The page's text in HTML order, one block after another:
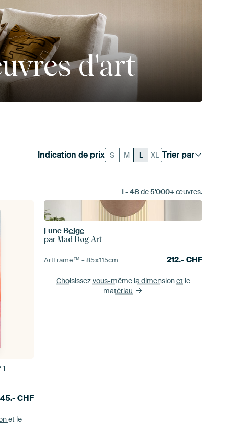
d'art
Trier par
Indication de prix S M L XL
1 - 48de5'000+œuvres.
CHF
et le
Lune Beige
parMad Dog Art
ArtFrame™ –85×115cm 212.- CHF
Choisissez vous-même la dimensionet le
matériau